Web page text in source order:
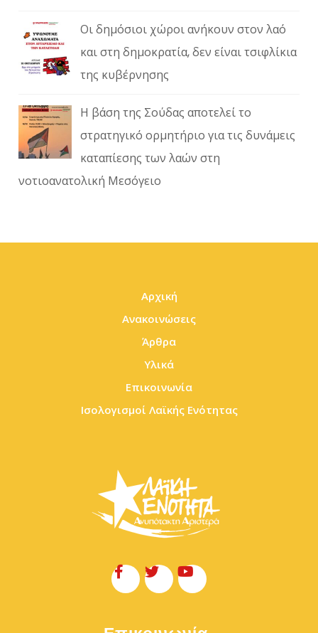
Οι δημόσιοι χώροι ανήκουν στον λαό
και στη δημοκρατία, δεν είναι τσιφλίκια
της κυβέρνησης
Η βάση της Σούδας αποτελεί το
στρατηγικό ορμητήριο για τις δυνάμεις
καταπίεσης των λαών στη
νοτιοανατολική Μεσόγειο
Αρχική
Ανακοινώσεις
Άρθρα
Υλικά
Επικοινωνία
Ισολογισμοί Λαϊκής Ενότητας